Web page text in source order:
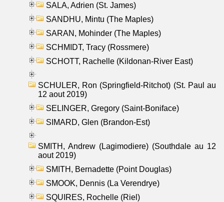
SALA, Adrien (St. James)
SANDHU, Mintu (The Maples)
SARAN, Mohinder (The Maples)
SCHMIDT, Tracy (Rossmere)
SCHOTT, Rachelle (Kildonan-River East)
SCHULER, Ron (Springfield-Ritchot) (St. Paul au
12 aout 2019)
SELINGER, Gregory (Saint-Boniface)
SIMARD, Glen (Brandon-Est)
SMITH, Andrew (Lagimodiere) (Southdale au 12
aout 2019)
SMITH, Bernadette (Point Douglas)
SMOOK, Dennis (La Verendrye)
SQUIRES, Rochelle (Riel)